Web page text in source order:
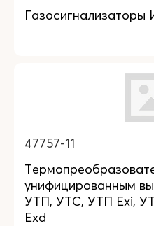
Газосигнализаторы
47757-11
унифицированным
УТП, УТС, УТП Ехi,
Ехd